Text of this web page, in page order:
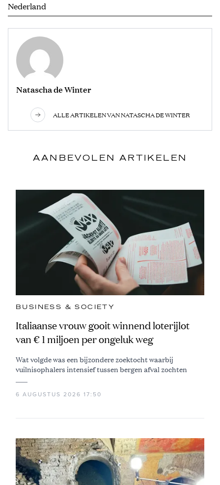
Nederland
Natascha de Winter
ALLE ARTIKELEN VAN NATASCHA DE WINTER
AANBEVOLEN ARTIKELEN
BUSINESS & SOCIETY
Italiaanse vrouw gooit winnend loterijlot
van € 1 miljoen per ongeluk weg
Wat volgde was een bijzondere zoektocht waarbij
vuilnisophalers intensief tussen bergen afval zochten
6 AUGUSTUS 2026 17:50